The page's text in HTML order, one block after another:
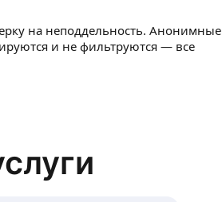
на неподдельность. Анонимные
и не фильтруются — все